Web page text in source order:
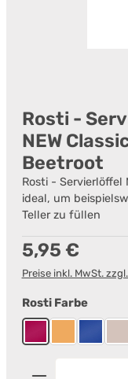
Rosti -
NEW
Beetroot
Rosti - Servierlöffel
ideal, um
Teller zu füllen
Regulärer Preis:
5,95 €
Preise inkl. MwSt.
Rosti Farbe
Beetroot
Curry
Produkt